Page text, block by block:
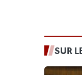
SUR